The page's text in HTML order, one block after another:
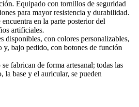
Equipado con tornillos de seguridad
para mayor resistencia y durabilidad.
en la parte posterior del
artificiales.
disponibles, con colores personalizables,
y, bajo pedido, con botones de función
fabrican de forma artesanal; todas las
la base y el auricular, se pueden